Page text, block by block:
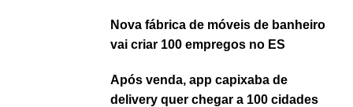
Nova fábrica de móveis de banheiro
vai criar 100 empregos no ES
Após venda, app capixaba de
delivery quer chegar a 100 cidades